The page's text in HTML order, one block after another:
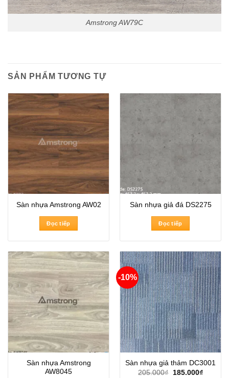
Amstrong AW79C
SẢN PHẨM TƯƠNG TỰ
Sàn nhựa Amstrong AW02
Đọc tiếp
Sàn nhựa giả đá DS2275
Đọc tiếp
Sàn nhựa Amstrong
AW8045
-10%
Sàn nhựa giả thảm DC3001
205.000₫
Giá
185.000₫Giá